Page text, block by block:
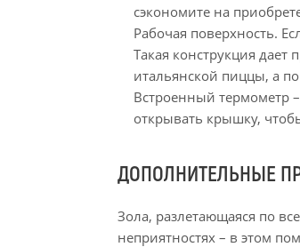
сэкономите на
Рабочая поверхность.
Такая конструкция
итальянской пиццы, а
Встроенный термометр
открывать крышку,
ДОПОЛНИТЕЛЬНЫЕ
Зола, разлетающаяся по
неприятностях – в этом